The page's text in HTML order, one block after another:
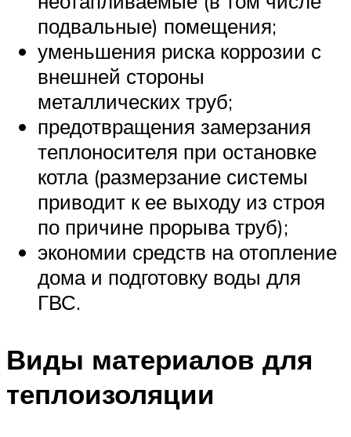
подвальные) помещения;
уменьшения риска коррозии с
внешней стороны
металлических труб;
предотвращения замерзания
теплоносителя при остановке
котла (размерзание системы
приводит к ее выходу из строя
по причине прорыва труб);
экономии средств на отопление
дома и подготовку воды для
ГВС.
Виды материалов для
теплоизоляции